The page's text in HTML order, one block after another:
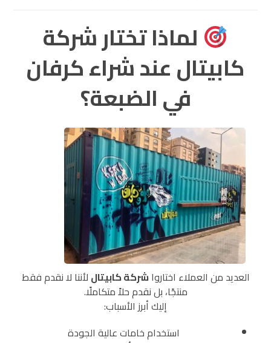
لماذا تختار شركة
كابيتال عند شراء كرفان
في الضبعة؟
العديد من العملاء اختارواشركة كابيتال لأننا لا نقدم فقط
منتجًا، بل نقدم حلاً متكاملًا.
إليك أبرز الأسباب:
استخدام خامات عالية الجودة